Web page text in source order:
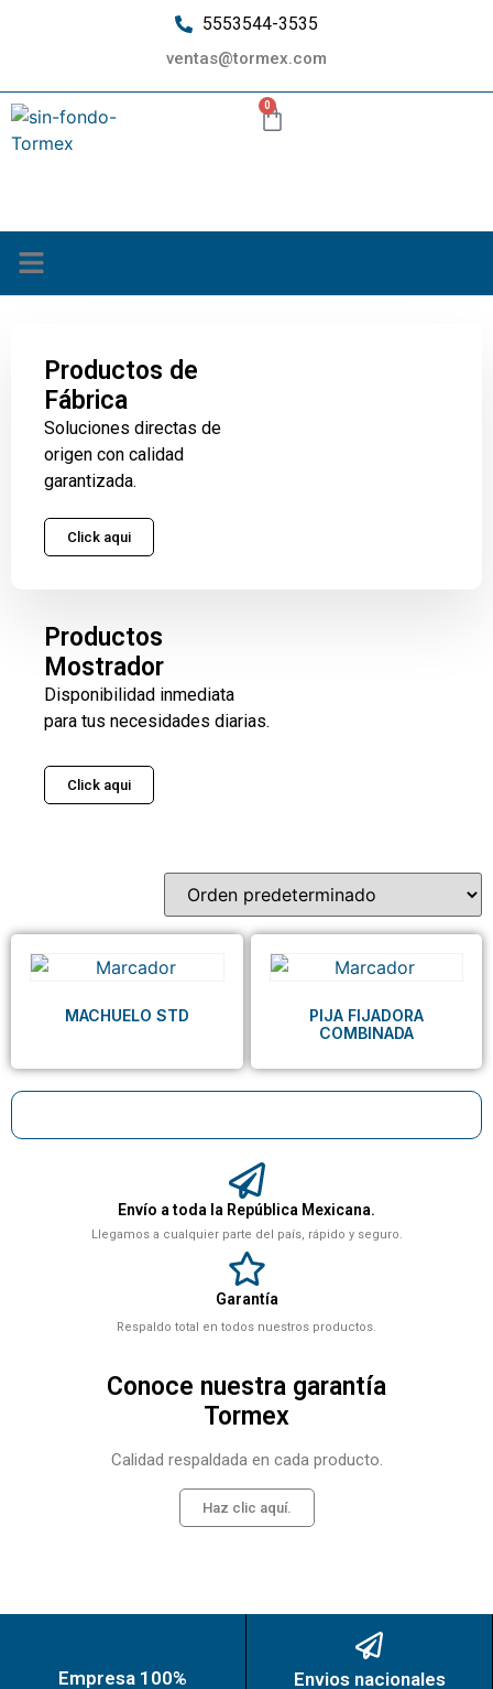
5553544-3535
ventas@tormex.com
0
Envío a toda la República Mexicana.
Llegamos a cualquier parte del país, rápido y seguro.
Garantía
Respaldo total en todos nuestros productos.
Conoce nuestra garantía
Tormex
Calidad respaldada en cada producto.
Haz clic aquí.
Productos de
Fábrica
Soluciones directas de
origen con calidad
garantizada.
Click aqui
Productos
Mostrador
Disponibilidad inmediata
para tus necesidades diarias.
Click aqui
MACHUELO STD
PIJA FIJADORA
COMBINADA
Empresa 100%
Envios nacionales